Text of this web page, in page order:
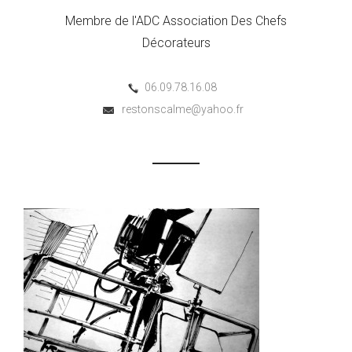
Membre de l'ADC Association Des Chefs
Décorateurs
06.09.78.16.08
restonscalme@yahoo.fr